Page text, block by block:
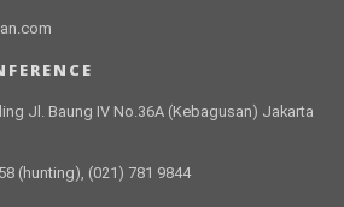
Jl. Baung IV No.36A (Kebagusan) Jakarta
(hunting), (021) 781 9844